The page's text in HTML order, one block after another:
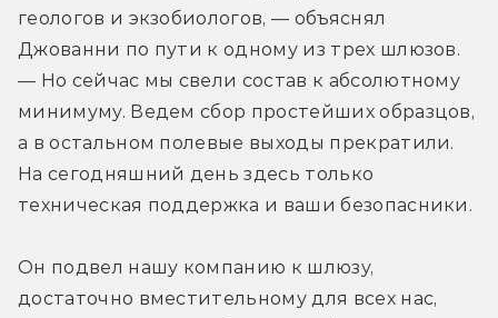
геологов и экзобиологов, — объяснял
Джованни по пути к одному из трех шлюзов.
— Но сейчас мы свели состав к абсолютному
минимуму. Ведем сбор простейших образцов,
а в остальном полевые выходы прекратили.
На сегодняшний день здесь только
техническая поддержка и ваши безопасники.
Он подвел нашу компанию к шлюзу,
достаточно вместительному для всех нас,